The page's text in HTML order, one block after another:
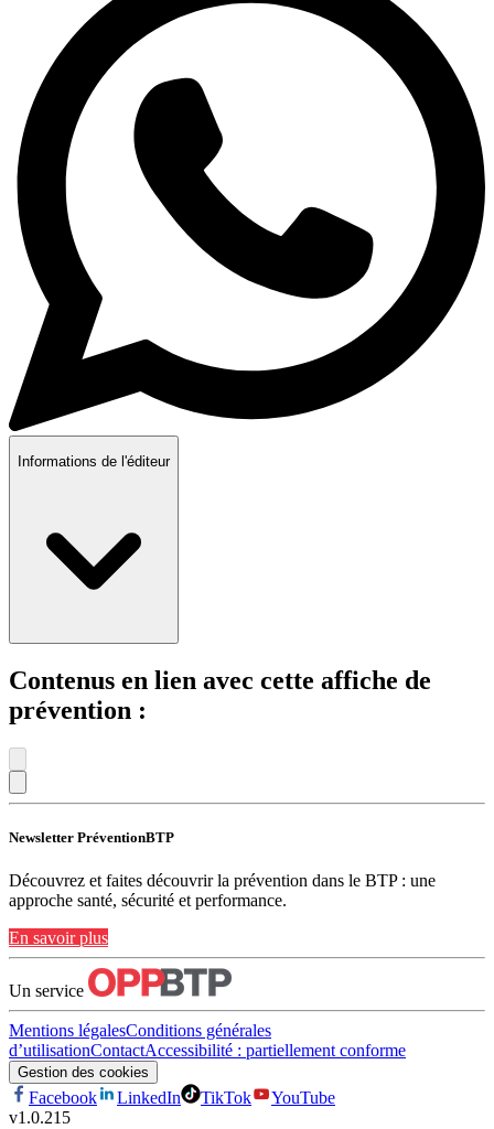
Informations de l'éditeur
Contenus en lien avec cette affiche de
prévention :
Newsletter PréventionBTP
Découvrez et faites découvrir la prévention dans le BTP : une
approche santé, sécurité et performance.
En savoir plus
Un service
Mentions légalesConditions générales
d’utilisationContactAccessibilité : partiellement conforme
Gestion des cookies
Facebook LinkedIn TikTok
YouTube
v1.0.215